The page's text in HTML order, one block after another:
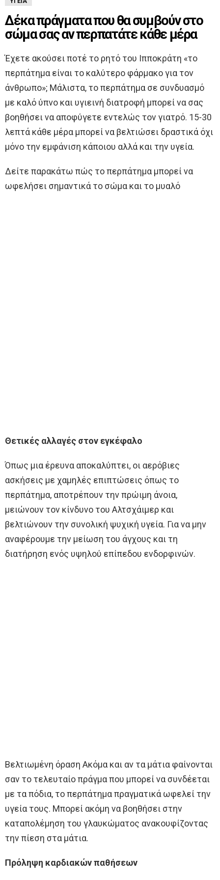
Δέκα πράγματα που θα συμβούν στο
σώμα σας αν περπατάτε κάθε μέρα
Έχετε ακούσει ποτέ το ρητό του Ιπποκράτη «το
περπάτημα είναι το καλύτερο φάρμακο για τον
άνθρωπο»; Μάλιστα, το περπάτημα σε συνδυασμό
με καλό ύπνο και υγιεινή διατροφή μπορεί να σας
βοηθήσει να αποφύγετε εντελώς τον γιατρό. 15-30
λεπτά κάθε μέρα μπορεί να βελτιώσει δραστικά όχι
μόνο την εμφάνιση κάποιου αλλά και την υγεία.
Δείτε παρακάτω πώς το περπάτημα μπορεί να
ωφελήσει σημαντικά το σώμα και το μυαλό
Θετικές αλλαγές στον εγκέφαλο
Όπως μια έρευνα αποκαλύπτει, οι αερόβιες
ασκήσεις με χαμηλές επιπτώσεις όπως το
περπάτημα, αποτρέπουν την πρώιμη άνοια,
μειώνουν τον κίνδυνο του Αλτσχάιμερ και
βελτιώνουν την συνολική ψυχική υγεία. Για να μην
αναφέρουμε την μείωση του άγχους και τη
διατήρηση ενός υψηλού επίπεδου ενδορφινών.
Βελτιωμένη όραση Ακόμα και αν τα μάτια φαίνονται
σαν το τελευταίο πράγμα που μπορεί να συνδέεται
με τα πόδια, το περπάτημα πραγματικά ωφελεί την
υγεία τους. Μπορεί ακόμη να βοηθήσει στην
καταπολέμηση του γλαυκώματος ανακουφίζοντας
την πίεση στα μάτια.
Πρόληψη καρδιακών παθήσεων